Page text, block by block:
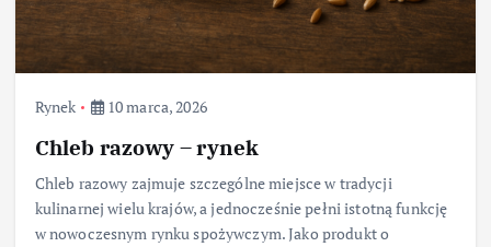
Rynek 10 marca, 2026
Chleb razowy – rynek
Chleb razowy zajmuje szczególne miejsce w tradycji
kulinarnej wielu krajów, a jednocześnie pełni istotną funkcję
w nowoczesnym rynku spożywczym. Jako produkt o